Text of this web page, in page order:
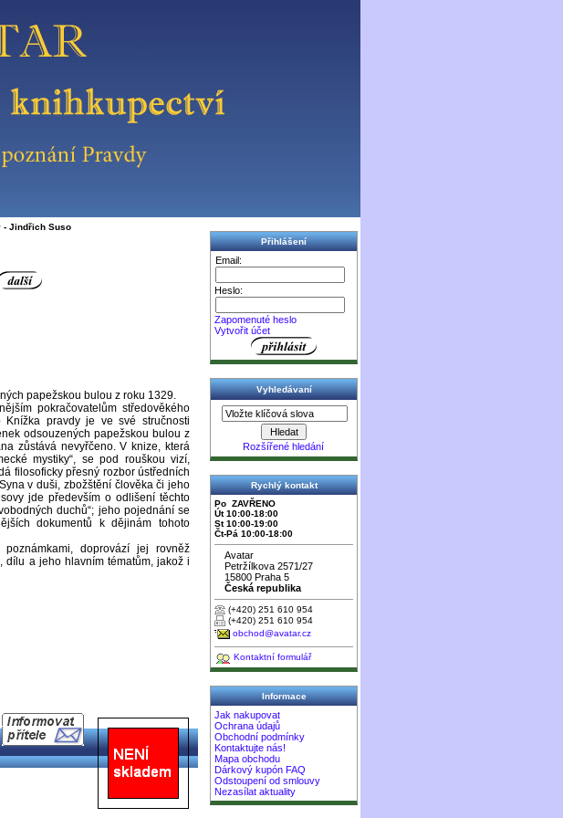
Jindřich Suso
papežskou bulou z roku 1329.
pokračovatelům středověkého
Knížka pravdy je ve své stručnosti
odsouzených papežskou bulou z
zůstává nevyřčeno. V knize, která
mystiky“, se pod rouškou vizí,
filosoficky přesný rozbor ústředních
v duši, zbožštění člověka či jeho
jde především o odlišení těchto
duchů“; jeho pojednání se
dokumentů k dějinám tohoto
doprovází jej rovněž
dílu a jeho hlavním tématům, jakož i
Přihlášení
Email:
Heslo:
Zapomenuté heslo
Vytvořit účet
Vyhledávaní
Rozšířené hledání
Rychlý kontakt
Po ZAVŘENO
Út 10:00-18:00
St 10:00-19:00
Čt-Pá 10:00-18:00
Avatar
Petržílkova 2571/27
15800 Praha 5
Česká republika
(+420) 251 610 954
(+420) 251 610 954
obchod@avatar.cz
Kontaktní formulář
Informace
Jak nakupovat
Ochrana údajů
Obchodní podmínky
Kontaktujte nás!
Mapa obchodu
Dárkový kupón FAQ
Odstoupení od smlouvy
Nezasílat aktuality